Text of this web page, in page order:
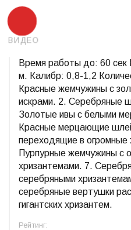
ВИДЕО
Время работы до: 60
м. Калибр: 0,8-1,2
Красные жемчужины с
искрами. 2. Серебряные
Золотые ивы с белыми
Красные мерцающие
переходящие в огромные
Пурпурные жемчужины с
хризантемами. 7.
серебряными
серебряные вертушки
гигантских хризантем.
Рейтинг: